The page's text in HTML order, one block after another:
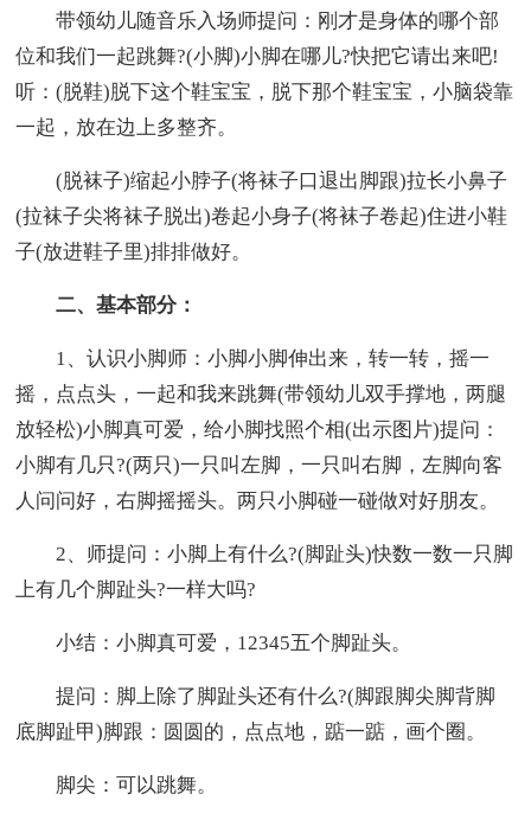
带领幼儿随音乐入场师提问：刚才是身体的哪个部
位和我们一起跳舞?(小脚)小脚在哪儿?快把它请出来吧!
听：(脱鞋)脱下这个鞋宝宝，脱下那个鞋宝宝，小脑袋靠
一起，放在边上多整齐。
(脱袜子)缩起小脖子(将袜子口退出脚跟)拉长小鼻子
(拉袜子尖将袜子脱出)卷起小身子(将袜子卷起)住进小鞋
子(放进鞋子里)排排做好。
二、基本部分：
1、认识小脚师：小脚小脚伸出来，转一转，摇一
摇，点点头，一起和我来跳舞(带领幼儿双手撑地，两腿
放轻松)小脚真可爱，给小脚找照个相(出示图片)提问：
小脚有几只?(两只)一只叫左脚，一只叫右脚，左脚向客
人问问好，右脚摇摇头。两只小脚碰一碰做对好朋友。
2、师提问：小脚上有什么?(脚趾头)快数一数一只脚
上有几个脚趾头?一样大吗?
小结：小脚真可爱，12345五个脚趾头。
提问：脚上除了脚趾头还有什么?(脚跟脚尖脚背脚
底脚趾甲)脚跟：圆圆的，点点地，踮一踮，画个圈。
脚尖：可以跳舞。